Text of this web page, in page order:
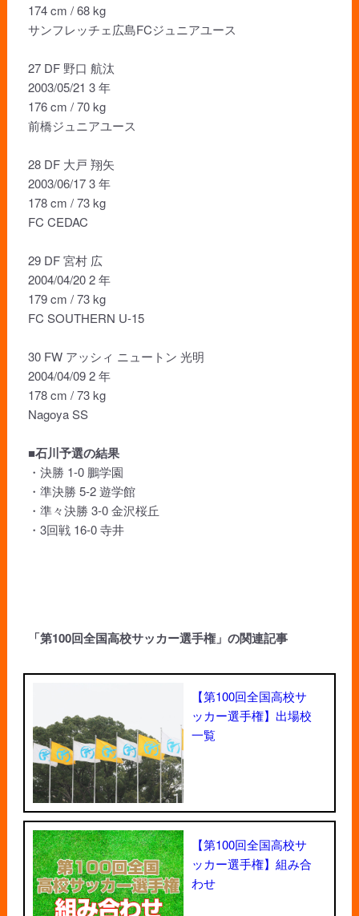
174 cm / 68 kg
サンフレッチェ広島FCジュニアユース
27 DF 野口 航汰
2003/05/21 3 年
176 cm / 70 kg
前橋ジュニアユース
28 DF 大戸 翔矢
2003/06/17 3 年
178 cm / 73 kg
FC CEDAC
29 DF 宮村 広
2004/04/20 2 年
179 cm / 73 kg
FC SOUTHERN U-15
30 FW アッシィ ニュートン 光明
2004/04/09 2 年
178 cm / 73 kg
Nagoya SS
■石川予選の結果
・決勝 1-0 鵬学園
・準決勝 5-2 遊学館
・準々決勝 3-0 金沢桜丘
・3回戦 16-0 寺井
「第100回全国高校サッカー選手権」の関連記事
【第100回全国高校サ
ッカー選手権】出場校
一覧
【第100回全国高校サ
ッカー選手権】組み合
わせ